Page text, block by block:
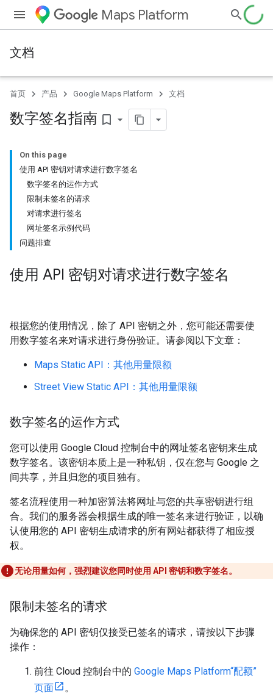
Maps Platform
文档
首页 产品 Google Maps Platform 文档
数字签名指南 bookmark_border
On this page
使用 API 密钥对请求进行数字签名
数字签名的运作方式
限制未签名的请求
对请求进行签名
网址签名示例代码
问题排查
使用 API 密钥对请求进行数字签名
根据您的使用情况，除了 API 密钥之外，您可能还需要使
用数字签名来对请求进行身份验证。请参阅以下文章：
Maps Static API：其他用量限额
Street View Static API：其他用量限额
数字签名的运作方式
您可以使用 Google Cloud 控制台中的网址签名密钥来生成
数字签名。 该密钥本质上是一种私钥，仅在您与 Google 之
间共享，并且归您的项目独有。
签名流程使用一种加密算法将网址与您的共享密钥进行组
合。我们的服务器会根据生成的唯一签名来进行验证，以确
认使用您的 API 密钥生成请求的所有网站都获得了相应授
权。
无论用量如何，强烈建议您同时使用 API 密钥和数字签名。
限制未签名的请求
为确保您的 API 密钥仅接受已签名的请求，请按以下步骤
操作：
前往 Cloud 控制台中的 Google Maps Platform“配额”
页面
。